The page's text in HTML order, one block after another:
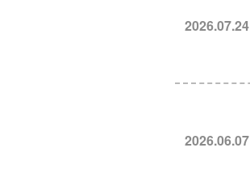
2026.07.24
2026.06.07